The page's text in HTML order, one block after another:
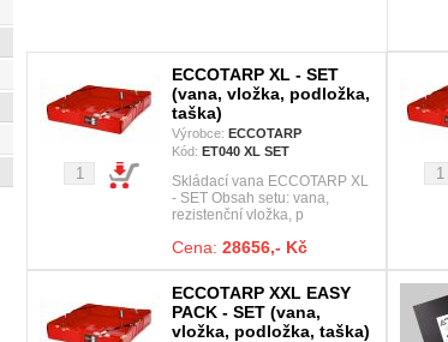
ECCOTARP XL - SET
(vana, vložka, podložka,
taška)
Výrobce: ECCOTARP
Kód: ET040 XL SET
Skládací vana ECCOTARP XL
- SET Obsah setu: vana,
rezistenční vložka, p
Cena: 28656,- Kč
ECCOTARP XXL EASY
PACK - SET (vana,
vložka, podložka, taška)